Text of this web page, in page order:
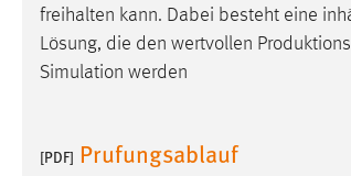
freihalten kann. Dabei besteht eine
Lösung, die den wertvollen
Simulation werden
[PDF] Prufungsablauf
5e9dbeb1811c0446
Zweck:
Wird benötigt um die
Sitzungslaufzeit,